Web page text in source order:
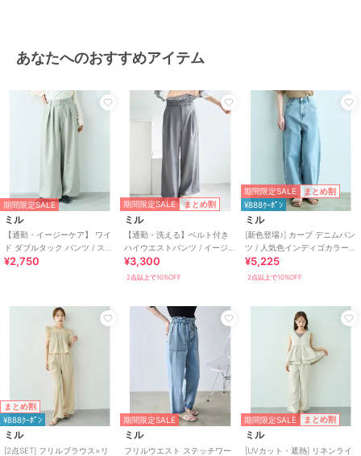
すべてのパンツ ／
000ブラック
サイズ 4サイズ展開
ポリエステル100%
商品のお取り扱い方法
お手入れ 手洗い（水温30℃以下）
すべてのパンツ
布・キャンバス/ポリエステル素
材 / 無地 / その他柄 / S･7号以下
あり
/ 洗える
ワイド・バギー
ライフスタイル/
マリン・プール
フィットネス・ヨガ
布・キャンバス
/
ポリエステル素
/その他柄
S･7号以下
あり/洗える/ワイド・バギー
/ テーパード
ストレートパンツ
/ ミッドライズ /ハイライズ/
あなたへのおすすめアイテム
期間限定SALE
ミル
【通勤・イージーケア】 ワイ
ド ダブルタック パンツ / スラ
ックス 【mil (ミル)】
¥2,750
期間限定SALE まとめ割
ミル
【通勤・洗える】ベルト付き
ハイウエストパンツ / イージー
ケア【mil (ミル)】
¥3,300
2点以上で10%OFF
期間限定SALE まとめ割
¥888ｸｰﾎﾟﾝ
ミル
[新色登場♪] カーブ デニムパン
ツ / 人気色インディゴカラーも
再販♪【mil (ミル)】
¥5,225
2点以上で10%OFF
まとめ割
¥888ｸｰﾎﾟﾝ
ミル
[2点SET] フリルブラウス×リ
期間限定SALE
ミル
フリルウエスト ステッチワー
期間限定SALE まとめ割
ミル
[UVカット・遮熱] リネンライ